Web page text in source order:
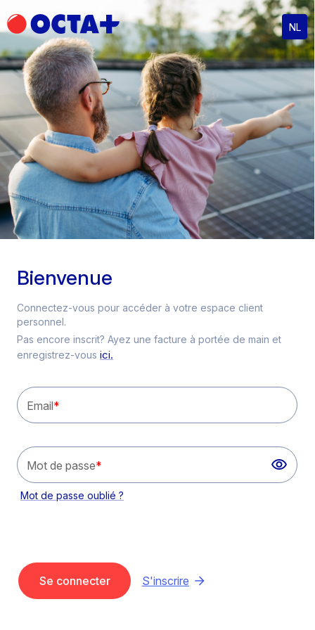
NL
Bienvenue
Connectez-vous pour accéder à votre espace client
personnel.
Pas encore inscrit? Ayez une facture à portée de main et
enregistrez-vous ici.
Email*
Mot de passe*
Mot de passe oublié ?
Se connecter S'inscrire